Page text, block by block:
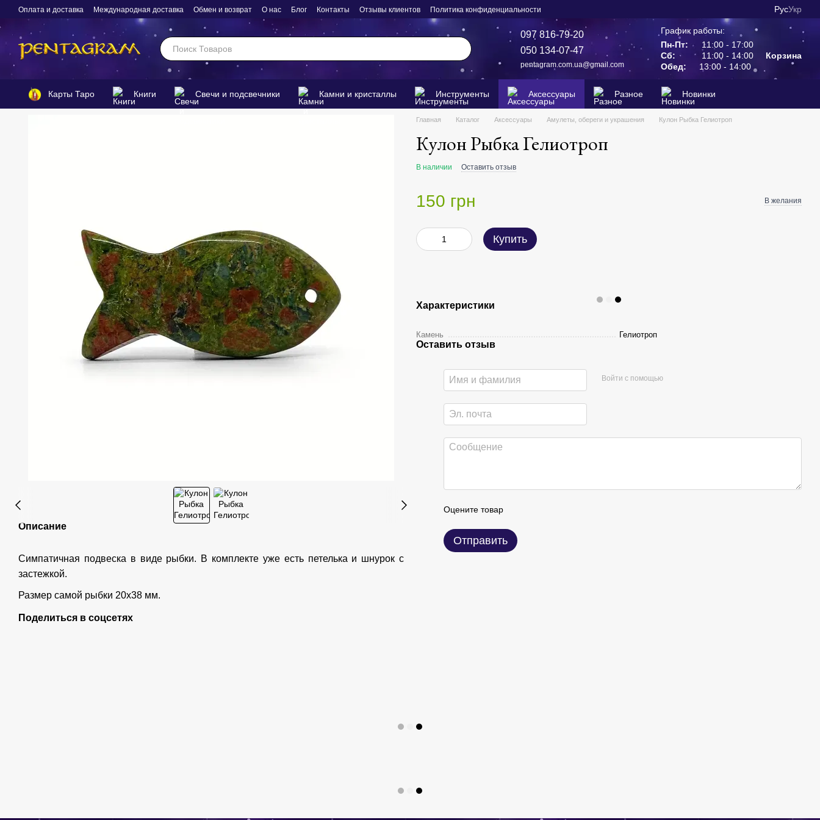
Перейти к основному контенту
Оплата и доставка Международная доставка Обмен и возврат О нас Блог Контакты Отзывы клиентов Политика конфиденциальности РусУкр
097 816-79-20
050 134-07-47
pentagram.com.ua@gmail.com
График работы:
Пн-Пт:
11:00 - 17:00
Сб:
11:00 - 14:00
Обед:
13:00 - 14:00
Корзина
Карты Таро Книги Свечи и подсвечники Камни и кристаллы Инструменты Аксессуары Разное Новинки
Описание
Симпатичная подвеска в виде рыбки. В комплекте уже есть петелька и шнурок с
застежкой.
Размер самой рыбки 20х38 мм.
Поделиться в соцсетях
Главная Каталог Аксессуары Амулеты, обереги и украшения Кулон Рыбка Гелиотроп
Кулон Рыбка Гелиотроп
В наличии Оставить отзыв
150 грн В желания
Купить
Характеристики
Камень Гелиотроп
Оставить отзыв
Войти с помощью
Оцените товар
Отправить